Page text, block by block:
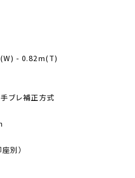
- 0.82m(T)
ブレ補正方式
別）